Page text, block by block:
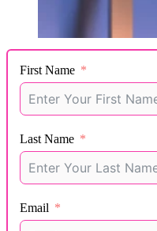
First Name
Last Name
Email